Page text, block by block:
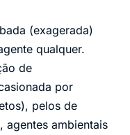
(exagerada)
qualquer.
de
por
pelos de
agentes ambientais